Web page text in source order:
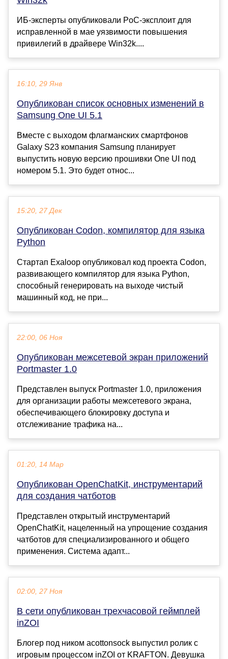
ИБ-эксперты опубликовали PoC-эксплоит для
исправленной в мае уязвимости повышения
привилегий в драйвере Win32k....
16:10, 29 Янв
Опубликован список основных изменений в
Samsung One UI 5.1
Вместе с выходом флагманских смартфонов
Galaxy S23 компания Samsung планирует
выпустить новую версию прошивки One UI под
номером 5.1. Это будет относ...
15:20, 27 Дек
Опубликован Codon, компилятор для языка
Python
Стартап Exaloop опубликовал код проекта Codon,
развивающего компилятор для языка Python,
способный генерировать на выходе чистый
машинный код, не при...
22:00, 06 Ноя
Опубликован межсетевой экран приложений
Portmaster 1.0
Представлен выпуск Portmaster 1.0, приложения
для организации работы межсетевого экрана,
обеспечивающего блокировку доступа и
отслеживание трафика на...
01:20, 14 Мар
Опубликован OpenChatKit, инструментарий
для создания чатботов
Представлен открытый инструментарий
OpenChatKit, нацеленный на упрощение создания
чатботов для специализированного и общего
применения. Система адапт...
02:00, 27 Ноя
В сети опубликован трехчасовой геймплей
inZOI
Блогер под ником acottonsock выпустил ролик с
игровым процессом inZOI от KRAFTON. Девушка